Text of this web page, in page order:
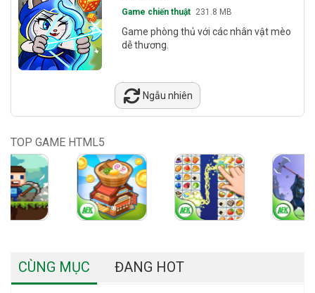
Game chiến thuật 231.8 MB
Game phòng thủ với các nhân vật mèo
dễ thương.
Ngẫu nhiên
TOP GAME HTML5
CÙNG MỤC ĐANG HOT